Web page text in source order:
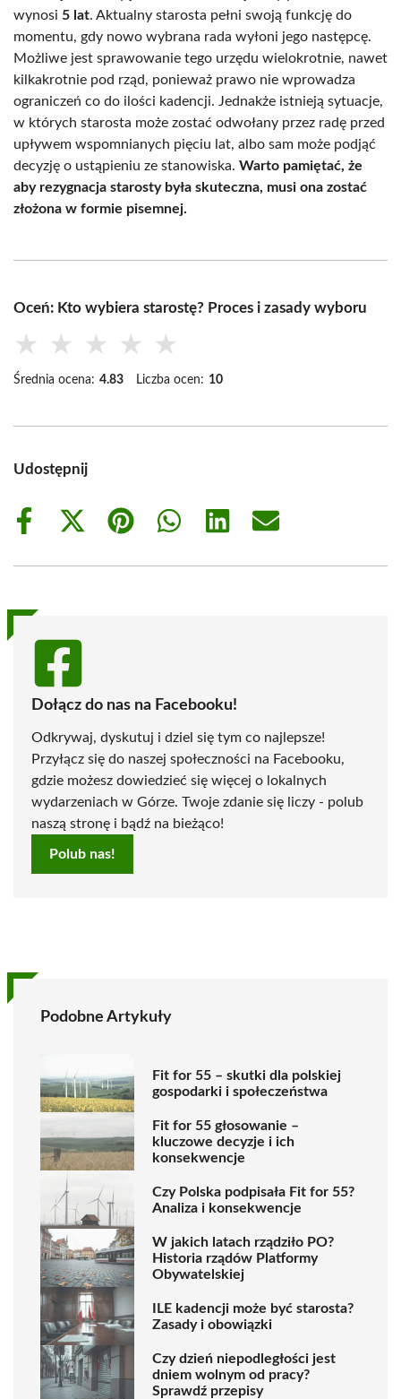
wynosi 5 lat. Aktualny starosta pełni swoją funkcję do
momentu, gdy nowo wybrana rada wyłoni jego następcę.
Możliwe jest sprawowanie tego urzędu wielokrotnie, nawet
kilkakrotnie pod rząd, ponieważ prawo nie wprowadza
ograniczeń co do ilości kadencji. Jednakże istnieją sytuacje,
w których starosta może zostać odwołany przez radę przed
upływem wspomnianych pięciu lat, albo sam może podjąć
decyzję o ustąpieniu ze stanowiska. Warto pamiętać, że
aby rezygnacja starosty była skuteczna, musi ona zostać
złożona w formie pisemnej.
Oceń: Kto wybiera starostę? Proces i zasady wyboru
★ ★ ★ ★ ★
Średnia ocena: 4.83 Liczba ocen: 10
Udostępnij
Share
Share
(Twitter)
Share
Share
Share
Share
Dołącz do nas na Facebooku!
Odkrywaj, dyskutuj i dziel się tym co najlepsze!
Przyłącz się do naszej społeczności na Facebooku,
gdzie możesz dowiedzieć się więcej o lokalnych
wydarzeniach w Górze. Twoje zdanie się liczy - polub
naszą stronę i bądź na bieżąco!
Polub nas!
Podobne Artykuły
Fit for 55 – skutki dla polskiej
gospodarki i społeczeństwa
Fit for 55 głosowanie –
kluczowe decyzje i ich
konsekwencje
Czy Polska podpisała Fit for 55?
Analiza i konsekwencje
W jakich latach rządziło PO?
Historia rządów Platformy
Obywatelskiej
ILE kadencji może być starosta?
Zasady i obowiązki
Czy dzień niepodległości jest
dniem wolnym od pracy?
Sprawdź przepisy